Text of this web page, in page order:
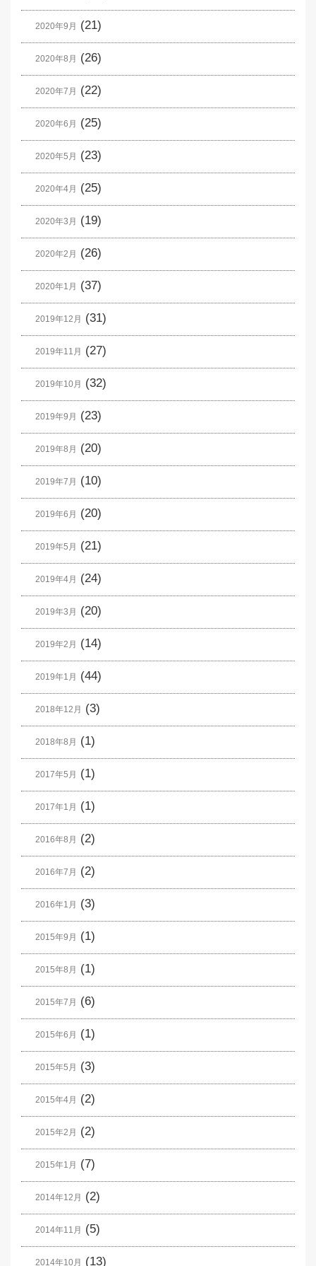
2020年9月 (21)
2020年8月 (26)
2020年7月 (22)
2020年6月 (25)
2020年5月 (23)
2020年4月 (25)
2020年3月 (19)
2020年2月 (26)
2020年1月 (37)
2019年12月 (31)
2019年11月 (27)
2019年10月 (32)
2019年9月 (23)
2019年8月 (20)
2019年7月 (10)
2019年6月 (20)
2019年5月 (21)
2019年4月 (24)
2019年3月 (20)
2019年2月 (14)
2019年1月 (44)
2018年12月 (3)
2018年8月 (1)
2017年5月 (1)
2017年1月 (1)
2016年8月 (2)
2016年7月 (2)
2016年1月 (3)
2015年9月 (1)
2015年8月 (1)
2015年7月 (6)
2015年6月 (1)
2015年5月 (3)
2015年4月 (2)
2015年2月 (2)
2015年1月 (7)
2014年12月 (2)
2014年11月 (5)
2014年10月 (13)